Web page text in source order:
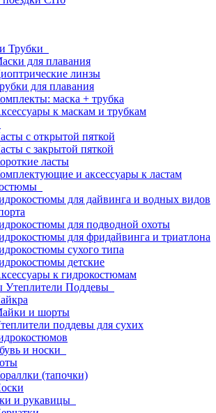
Трубки
для плавания
линзы
для плавания
маска + трубка
к маскам и трубкам
с открытой пяткой
с закрытой пяткой
ласты
и аксессуары к ластам
для дайвинга и водных видов
для подводной охоты
для фридайвинга и триатлона
сухого типа
детские
к гидрокостюмам
Утеплители Поддевы
и шорты
поддевы для сухих
и носки
(тапочки)
и рукавицы